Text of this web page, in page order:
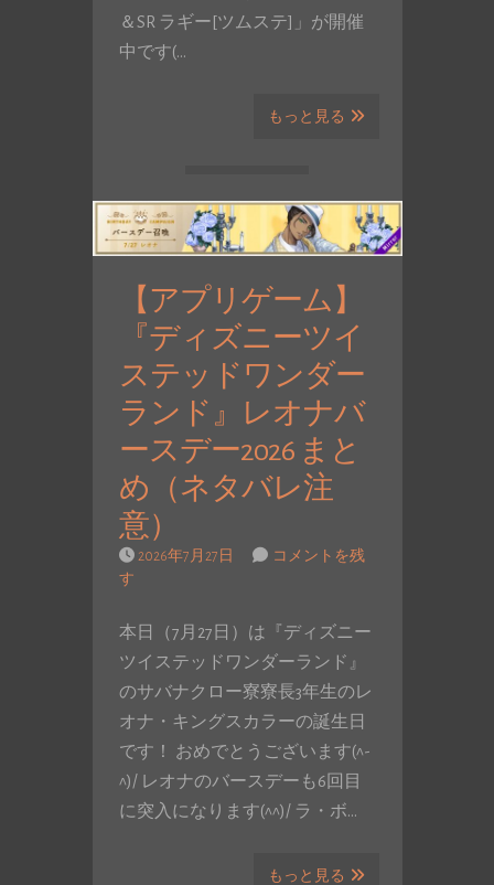
＆SR ラギー[ツムステ]」が開催
中です(…
もっと見る
【アプリゲーム】
『ディズニーツイ
ステッドワンダー
ランド』レオナバ
ースデー2026 まと
め（ネタバレ注
意）
2026年7月27日
コメントを残
す
本日（7月27日）は『ディズニー
ツイステッドワンダーランド』
のサバナクロー寮寮長3年生のレ
オナ・キングスカラーの誕生日
です！ おめでとうございます(^-
^)/ レオナのバースデーも6回目
に突入になります(^^)/ ラ・ボ…
もっと見る